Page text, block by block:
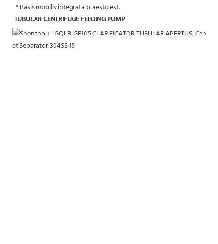
* Basis mobilis integrata praesto est.
TUBULAR CENTRIFUGE FEEDING PUMP